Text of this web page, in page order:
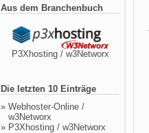
Aus dem Branchenbuch
P3Xhosting / w3Networx
Die letzten 10 Einträge
» Webhoster-Online /
w3Networx
» P3Xhosting / w3Networx